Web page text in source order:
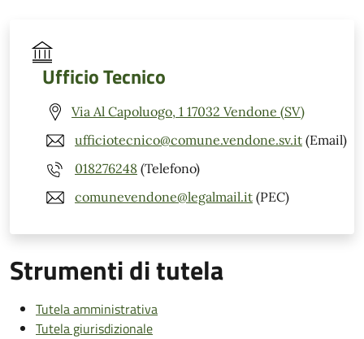
Ufficio Tecnico
Via Al Capoluogo, 1 17032 Vendone (SV)
ufficiotecnico@comune.vendone.sv.it (Email)
018276248 (Telefono)
comunevendone@legalmail.it (PEC)
Strumenti di tutela
Tutela amministrativa
Tutela giurisdizionale